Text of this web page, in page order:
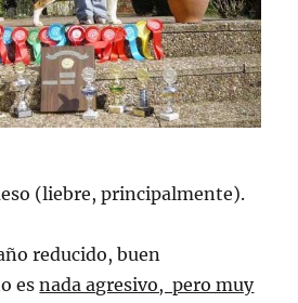
(liebre, principalmente).
reducido, buen
esnada agresivo, pero muy